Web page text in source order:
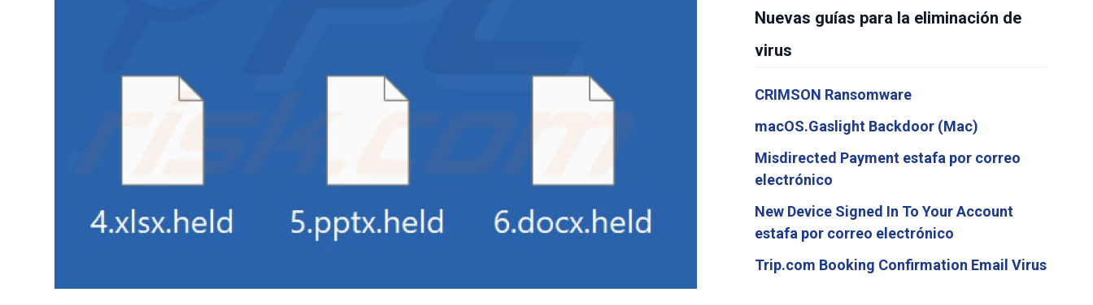
Nuevas guías para la eliminación de
virus
CRIMSON Ransomware
macOS.Gaslight Backdoor (Mac)
Misdirected Payment estafa por correo
electrónico
New Device Signed In To Your Account
estafa por correo electrónico
Trip.com Booking Confirmation Email Virus